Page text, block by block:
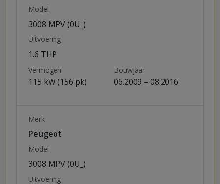
Model
3008 MPV (0U_)
Uitvoering
1.6 THP
Vermogen
115 kW (156 pk)
Bouwjaar
06.2009 – 08.2016
Merk
Peugeot
Model
3008 MPV (0U_)
Uitvoering